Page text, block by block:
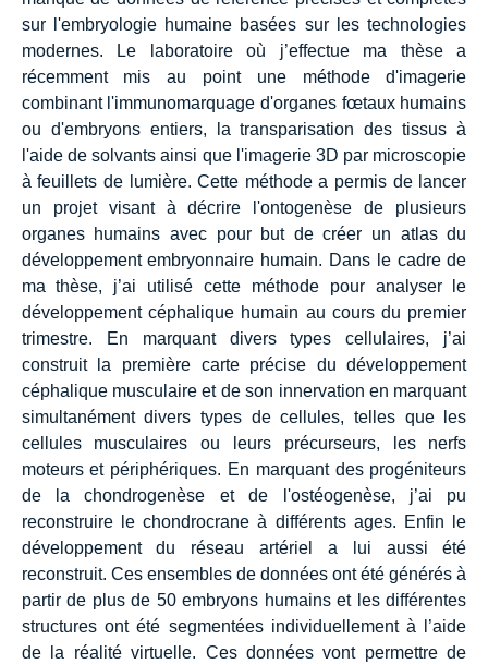
sur l'embryologie humaine basées sur les technologies
modernes. Le laboratoire où j’effectue ma thèse a
récemment mis au point une méthode d'imagerie
combinant l'immunomarquage d'organes fœtaux humains
ou d'embryons entiers, la transparisation des tissus à
l'aide de solvants ainsi que l'imagerie 3D par microscopie
à feuillets de lumière. Cette méthode a permis de lancer
un projet visant à décrire l'ontogenèse de plusieurs
organes humains avec pour but de créer un atlas du
développement embryonnaire humain. Dans le cadre de
ma thèse, j’ai utilisé cette méthode pour analyser le
développement céphalique humain au cours du premier
trimestre. En marquant divers types cellulaires, j’ai
construit la première carte précise du développement
céphalique musculaire et de son innervation en marquant
simultanément divers types de cellules, telles que les
cellules musculaires ou leurs précurseurs, les nerfs
moteurs et périphériques. En marquant des progéniteurs
de la chondrogenèse et de l'ostéogenèse, j’ai pu
reconstruire le chondrocrane à différents ages. Enfin le
développement du réseau artériel a lui aussi été
reconstruit. Ces ensembles de données ont été générés à
partir de plus de 50 embryons humains et les différentes
structures ont été segmentées individuellement à l’aide
de la réalité virtuelle. Ces données vont permettre de